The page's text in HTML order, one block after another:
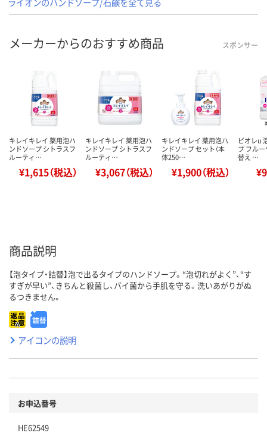
メーカーからのおすすめ商品 スポンサー
キレイキレイ 薬用泡ハ
ンドソープ シトラスフ
ルーティ…
¥1,615（税込）
キレイキレイ 薬用泡ハ
ンドソープ シトラスフ
ルーティ…
¥3,067（税込）
キレイキレイ 薬用泡ハ
ンドソープ セット（本
体250…
¥1,900（税込）
ビオレu
プ フル
替え …
商品説明
【泡タイプ・詰替】泡で出るタイプのハンドソープ。“泡切れがよく”、“す
すぎが早い”、きちんと殺菌し、バイ菌から手肌を守る。洗いあがりがぬ
るつきません。
アイコンの説明
お申込番号
HE62549